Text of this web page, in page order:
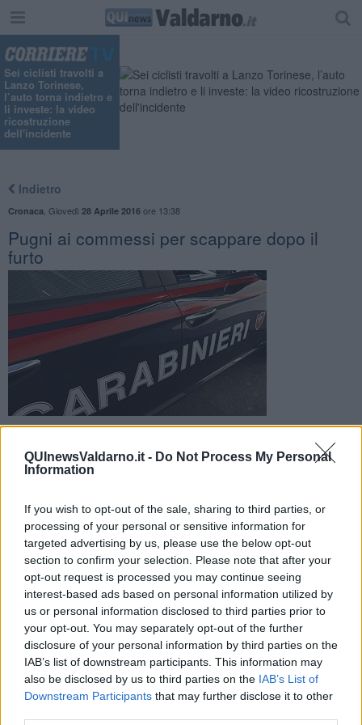
QUInewsValdarno.it - Do Not Process My Personal
Information
If you wish to opt-out of the sale, sharing to third parties, or
processing of your personal or sensitive information for
targeted advertising by us, please use the below opt-out
section to confirm your selection. Please note that after your
opt-out request is processed you may continue seeing
interest-based ads based on personal information utilized by
us or personal information disclosed to third parties prior to
your opt-out. You may separately opt-out of the further
disclosure of your personal information by third parties on the
IAB’s list of downstream participants. This information may
also be disclosed by us to third parties on the IAB’s List of
Downstream Participants that may further disclose it to other
Sei ciclisti travolti a
Lanzo Torinese,
l’auto torna indietro e
li investe: la video
ricostruzione
dell'incidente
Indietro
Cronaca Giovedì 28 Aprile 2016ore 13:38
Pugni ai commessi per scappare dopo il
furto
Ladra braccata dai carabinieri dopo il colpo messo a segno in
un negozio di Figline. Scoperta dal personale, ha tentato di
investire un dipendente
FIGLINE-INCISA —Ha messo le mani su unacollanae un paio di
orecchini credendo di non essere vista ma il personale
dell'Oviesse di Figline si è accorto delle sue mosse e ha fatto
scattare l'allarme.
La ladra, 57enne di origine rumena, non si è data per vinta e non
ha esitato nemmeno a usare le mani per farsi spazio. Prima ha
sferrato un
pugno
a un dipendente, poi ha cercato di travolgerne
un altro mentre scappava al volante della sua macchina.